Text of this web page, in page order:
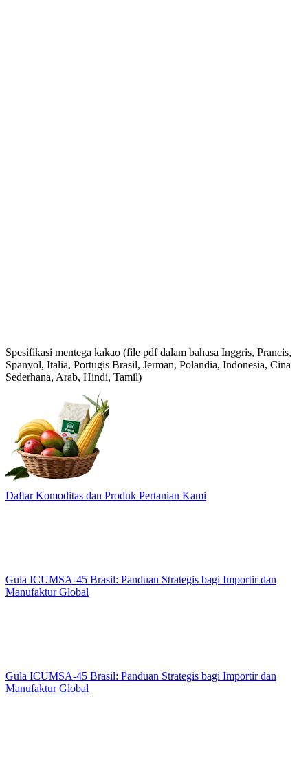
Spesifikasi mentega kakao (file pdf dalam bahasa Inggris, Prancis,
Spanyol, Italia, Portugis Brasil, Jerman, Polandia, Indonesia, Cina
Sederhana, Arab, Hindi, Tamil)
Daftar Komoditas dan Produk Pertanian Kami
Gula ICUMSA-45 Brasil: Panduan Strategis bagi Importir dan
Manufaktur Global
Gula ICUMSA-45 Brasil: Panduan Strategis bagi Importir dan
Manufaktur Global